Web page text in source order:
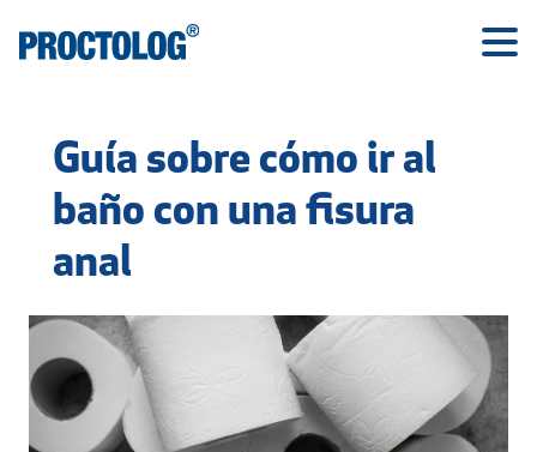
Guía sobre cómo ir al
baño con una fisura
anal